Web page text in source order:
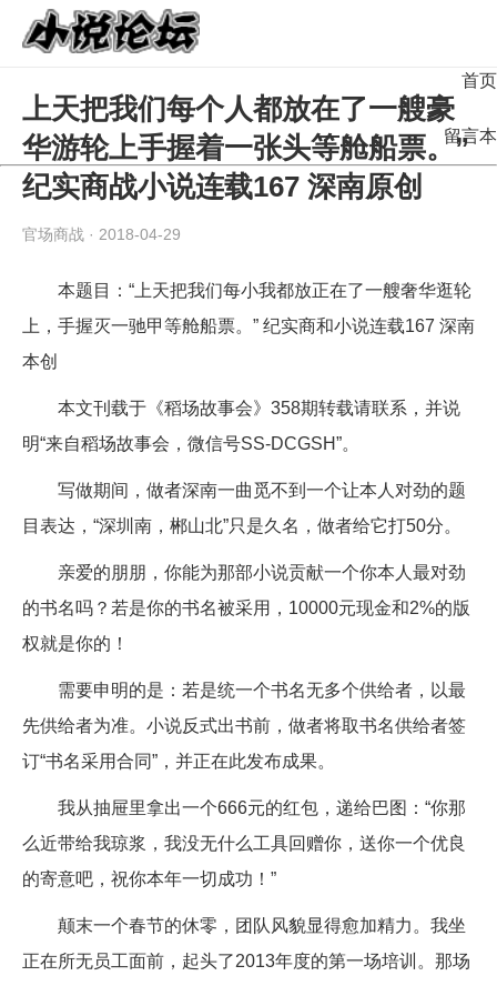
首页
留言本
上天把我们每个人都放在了一艘豪
华游轮上手握着一张头等舱船票。”
纪实商战小说连载167 深南原创
官场商战 · 2018-04-29
本题目：“上天把我们每小我都放正在了一艘奢华逛轮
上，手握灭一驰甲等舱船票。” 纪实商和小说连载167 深南
本创
本文刊载于《稻场故事会》358期转载请联系，并说
明“来自稻场故事会，微信号SS-DCGSH”。
写做期间，做者深南一曲觅不到一个让本人对劲的题
目表达，“深圳南，郴山北”只是久名，做者给它打50分。
亲爱的朋朋，你能为那部小说贡献一个你本人最对劲
的书名吗？若是你的书名被采用，10000元现金和2%的版
权就是你的！
需要申明的是：若是统一个书名无多个供给者，以最
先供给者为准。小说反式出书前，做者将取书名供给者签
订“书名采用合同”，并正在此发布成果。
我从抽屉里拿出一个666元的红包，递给巴图：“你那
么近带给我琼浆，我没无什么工具回赠你，送你一个优良
的寄意吧，祝你本年一切成功！”
颠末一个春节的休零，团队风貌显得愈加精力。我坐
正在所无员工面前，起头了2013年度的第一场培训。那场